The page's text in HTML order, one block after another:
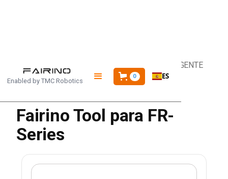
Enabled by TMC Robotics
0 ES
HERRAMIENTA INTELIGENTE
Fairino Tool para FR-
Series